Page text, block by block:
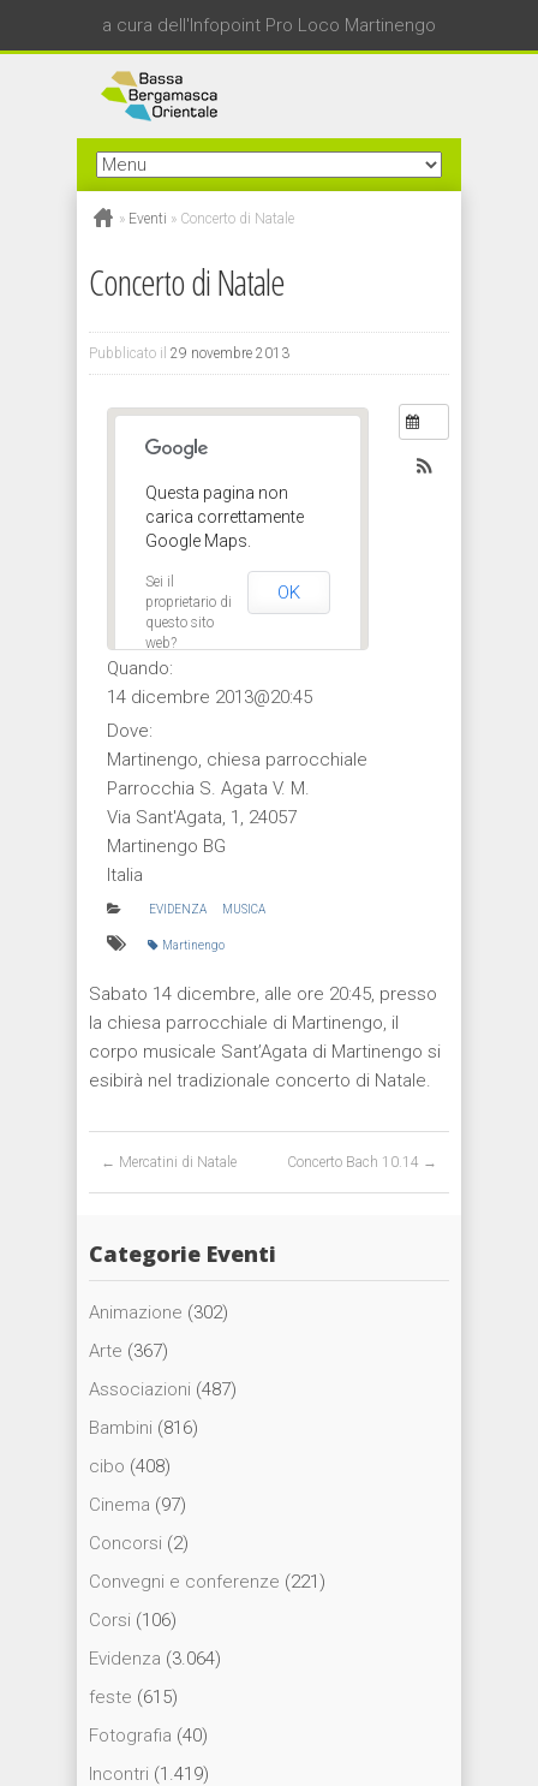
a cura dell'Infopoint Pro Loco Martinengo
» Eventi » Concerto di Natale
Concerto di Natale
Pubblicato il 29 novembre 2013
Questa pagina non
carica correttamente
Google Maps.
Sei il
proprietario di
questo sito
web?
OK
Quando:
14 dicembre 2013@20:45
Dove:
Martinengo, chiesa parrocchiale
Parrocchia S. Agata V. M.
Via Sant'Agata, 1, 24057
Martinengo BG
Italia
EVIDENZA MUSICA
Martinengo
Sabato 14 dicembre, alle ore 20:45, presso
la chiesa parrocchiale di Martinengo, il
corpo musicale Sant’Agata di Martinengo si
esibirà nel tradizionale concerto di Natale.
← Mercatini di Natale Concerto Bach 10.14 →
Categorie Eventi
Animazione (302)
Arte (367)
Associazioni (487)
Bambini (816)
cibo (408)
Cinema (97)
Concorsi (2)
Convegni e conferenze (221)
Corsi (106)
Evidenza (3.064)
feste (615)
Fotografia (40)
Incontri (1.419)